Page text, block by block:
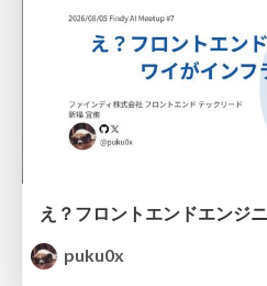
puku0x